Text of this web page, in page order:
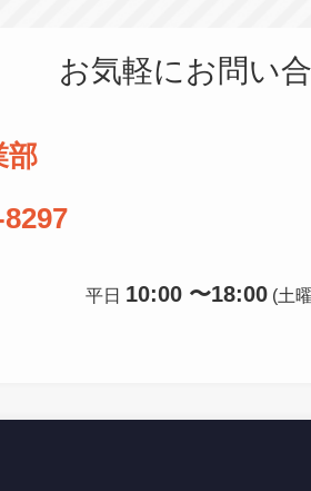
お気軽にお問い
部
平日 10:00 〜18:00 (土